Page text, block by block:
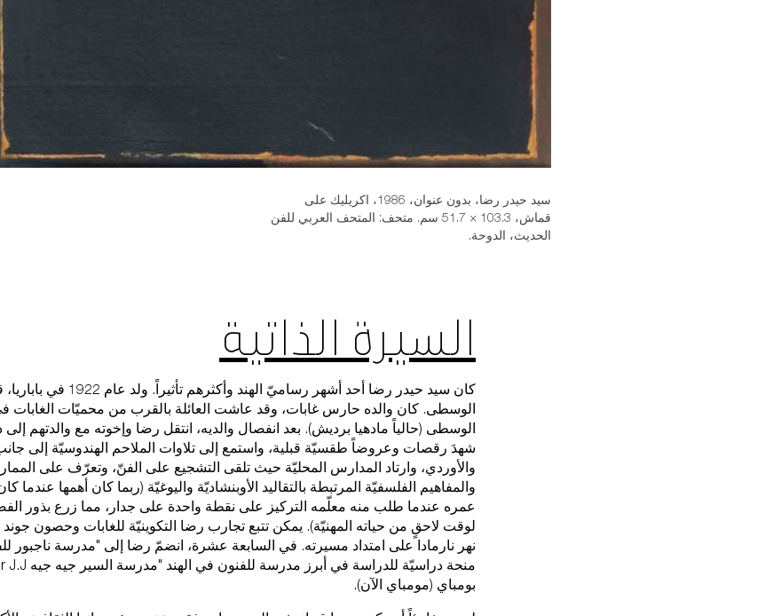
سید حیدر رضا، بدون عنوان، 1986، اكريليك على
قماش، 103.3 × 51.7 سم. متحف: المتحف العربي للفن
الحديث، الدوحة.
السيرة الذاتية
كان سيد حيدر رضا أحد أشهر رساميّ
الوسطى. كان والده حارس غابات، وقد عاشت العائلة بالقرب من محميّات الغابات
الوسطى (حالياً مادهيا برديش). بعد انفصال والديه، انتقل رضا وإخوته مع والدتهم
شهدَ رقصات وعروضاً طقسيّة قبلية، واستمع إلى تلاوات الملاحم الهندوسيّة إلى
والأوردي، وارتاد المدارس المحليّة حيث تلقى التشجيع على الفنّ، وتعرّف على
والمفاهيم الفلسفيّة المرتبطة بالتقاليد الأوبنشاديّة واليوغيّة (ربما كان أهمها عندما
عمره عندما طلب منه معلّمه التركيز على نقطة واحدة على جدار، مما زرع بذور
لوقت لاحقٍ من حياته المهنيّة). يمكن تتبع تجارب رضا التكوينيّة للغابات وحصون
نهر نارمادا على امتداد مسيرته. في السابعة عشرة، انضمّ رضا إلى "مدرسة
بومباي (مومباي الآن).